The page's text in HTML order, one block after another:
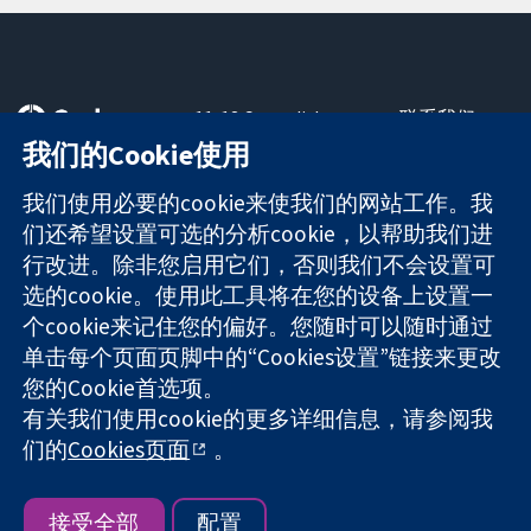
可信任的证据
知情决定
更完善的医疗健
康
11-13 Cavendish
Square
London
W1G 0AN
United Kingdom
联系我们
关于我们
工作机会
Cochrane
Library
The Cochrane Collaboration is a charity (no. 1045921) and a
company limited by guarantee (no. 03044323) registered in
England & Wales. VAT registration number GB 718 2127 49.
版权所有：© 2026 Cochrane协作网
网站条款与条件| 免责声明|隐私权
我们的Cookie使用
我们使用必要的cookie来使我们的网站工作。我
们还希望设置可选的分析cookie，以帮助我们进
行改进。除非您启用它们，否则我们不会设置可
选的cookie。使用此工具将在您的设备上设置一
个cookie来记住您的偏好。您随时可以随时通过
单击每个页面页脚中的“Cookies设置”链接来更改
您的Cookie首选项。
有关我们使用cookie的更多详细信息，请参阅我
们的Cookies页面 。
接受全部 配置